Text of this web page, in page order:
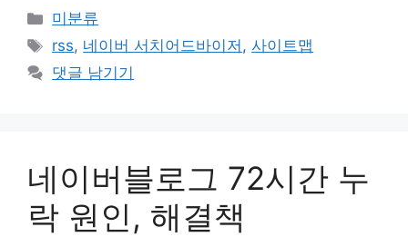
카
테
리
미분류
태
그
rss, 네이버 서치어드바이저 ,사이트맵
댓글 남기기
네이버블로그 72시간 누
락 원인, 해결책